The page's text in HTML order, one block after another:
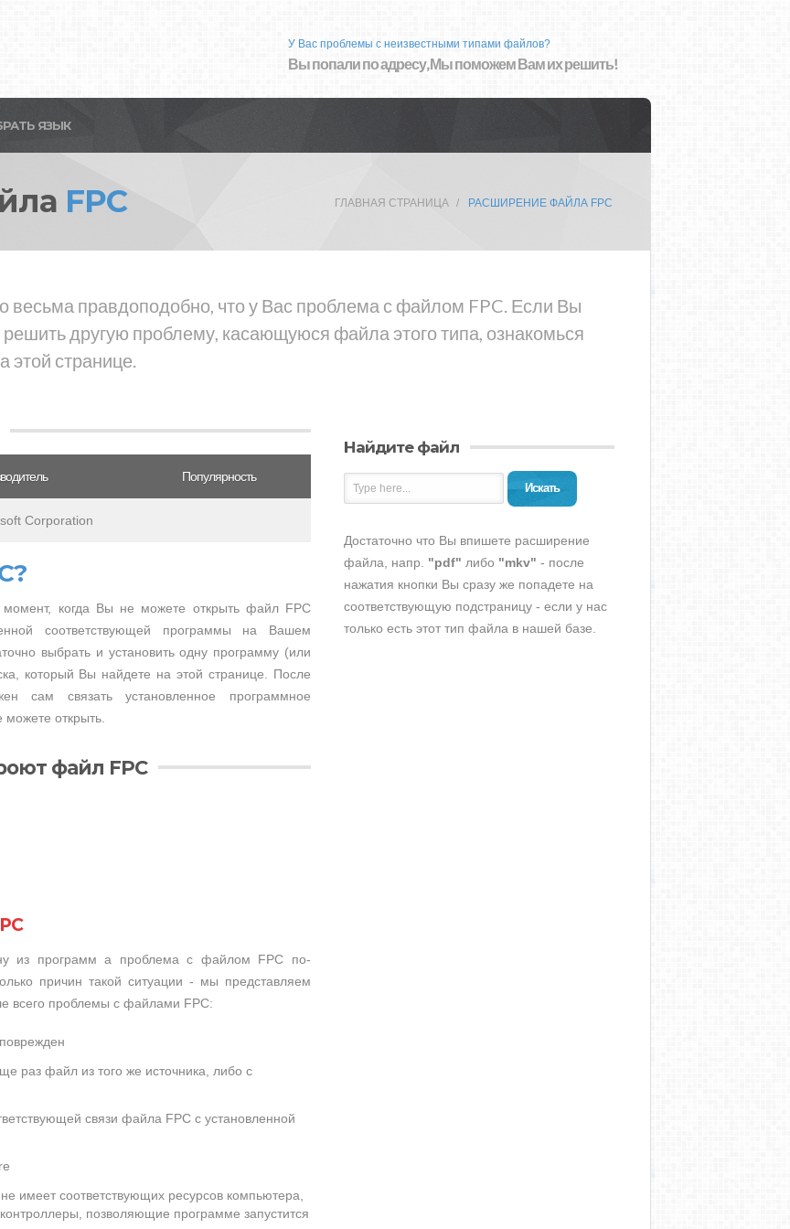
У Вас проблемы с неизвестными типами файлов?
Вы попали по адресу, Мы поможем Вам их решить!
ЯЗЫК
FPC ГЛАВНАЯ СТРАНИЦА РАСШИРЕНИЕ ФАЙЛА FPC
весьма правдоподобно, что у Вас проблема с файлом FPC. Если Вы
другую проблему, касающуюся файла этого типа, ознакомься
этой странице.
Популярность
Corporation
когда Вы не можете открыть файл FPC
соответствующей программы на Вашем
выбрать и установить одну программу (или
который Вы найдете на этой странице. После
сам связать установленное программное
открыть.
файл FPC
из программ а проблема с файлом FPC по-
причин такой ситуации - мы представляем
всего проблемы с файлами FPC:
раз файл из того же источника, либо с
связи файла FPC с установленной
имеет соответствующих ресурсов компьютера,
позволяющие программе запустится
Найдите файл
Искать
Достаточно что Вы впишете расширение
файла, напр. "pdf" либо "mkv" - после
нажатия кнопки Вы сразу же попадете на
соответствующую подстраницу - если у нас
только есть этот тип файла в нашей базе.